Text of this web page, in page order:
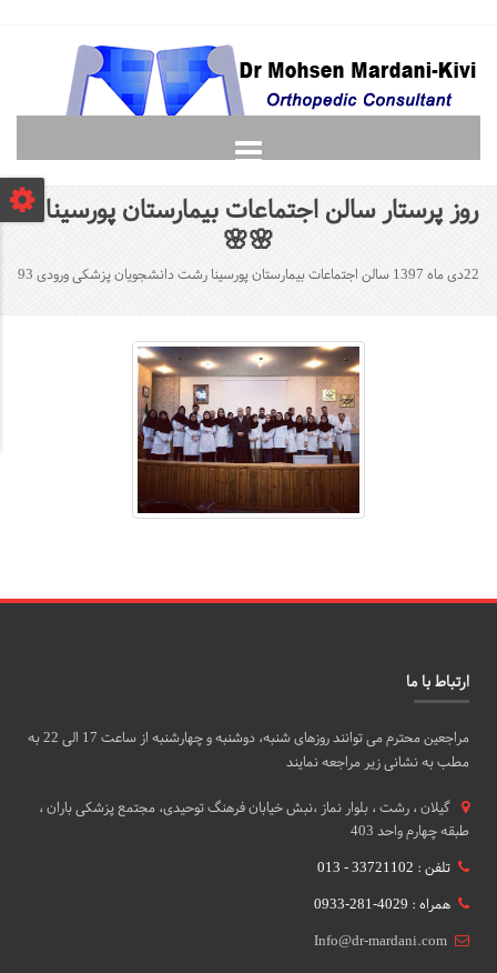
دانشجویان
روز پرستار سالن اجتماعات بیمارستان پورسینا🌸
🌸🌸
22دی ماه 1397 سالن اجتماعات بیمارستان پورسینا رشت دانشجویان پزشکی ورودی 93
ارتباط با ما
مراجعین محترم می توانند روزهای شنبه، دوشنبه و چهارشنبه از ساعت 17 الی 22 به
مطب به نشانی زیر مراجعه نمایند
گيلان ، رشت ، بلوار نماز ،نبش خیابان فرهنگ توحیدی، مجتمع پزشکی باران ،
طبقه چهارم واحد 403
تلفن : 33721102 - 013
همراه : 4029-281-0933
Info@dr-mardani.com